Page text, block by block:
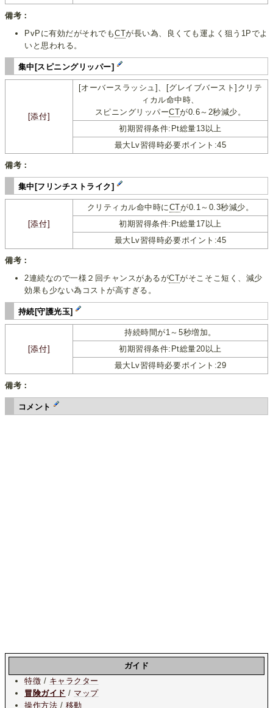
備考：
PvPに有効だがそれでもCTが長い為、良くても運よく狙う1Pでよ
いと思われる。
集中[スピニングリッパー]
[添付]
[オーバースラッシュ]、[グレイブバースト]クリテ
ィカル命中時、
スピニングリッパーCTが0.6～2秒減少。
初期習得条件:Pt総量13以上
最大Lv習得時必要ポイント:45
備考：
集中[フリンチストライク]
[添付]
クリティカル命中時に CTが0.1～0.3秒減少。
初期習得条件:Pt総量17以上
最大Lv習得時必要ポイント:45
備考：
2連続なので一様２回チャンスがあるがCTがそこそこ短く、減少
効果も少ない為コストが高すぎる。
持続[守護光玉]
[添付]
持続時間が1～5秒増加。
初期習得条件:Pt総量20以上
最大Lv習得時必要ポイント:29
備考：
コメント
ガイド
特徴 / キャラクター
冒険ガイド / マップ
操作方法 / 移動